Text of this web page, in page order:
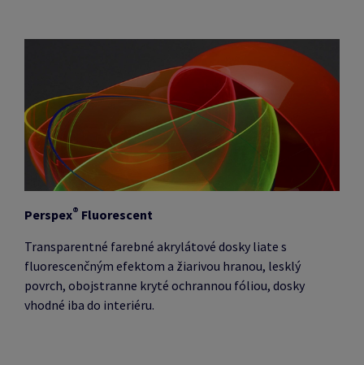
Perspex® Fluorescent
Transparentné farebné akrylátové dosky liate s
fluorescenčným efektom a žiarivou hranou, lesklý
povrch, obojstranne kryté ochrannou fóliou, dosky
vhodné iba do interiéru.